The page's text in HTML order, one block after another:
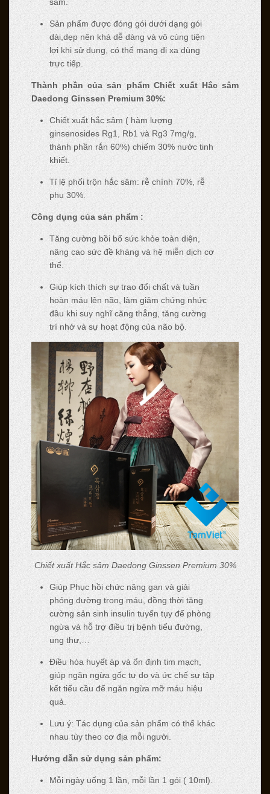
sâm.
Sản phẩm được đóng gói dưới dạng gói
dài,dẹp nên khá dễ dàng và vô cùng tiện
lợi khi sử dụng, có thể mang đi xa dùng
trực tiếp.
Thành phần của sản phẩm Chiết xuất Hắc sâm
Daedong Ginssen Premium 30%:
Chiết xuất hắc sâm ( hàm lượng
ginsenosides Rg1, Rb1 và Rg3 7mg/g,
thành phần rắn 60%) chiếm 30% nước tinh
khiết.
Tỉ lệ phối trộn hắc sâm: rễ chính 70%, rễ
phụ 30%.
Công dụng của sản phẩm :
Tăng cường bồi bổ sức khỏe toàn diện,
nâng cao sức đề kháng và hệ miễn dịch cơ
thể.
Giúp kích thích sự trao đổi chất và tuần
hoàn máu lên não, làm giảm chứng nhức
đầu khi suy nghĩ căng thẳng, tăng cường
trí nhớ và sự hoạt động của não bộ.
Chiết xuất Hắc sâm Daedong Ginssen Premium 30%
Giúp Phục hồi chức năng gan và giải
phóng đường trong máu, đồng thời tăng
cường sản sinh insulin tuyến tụy để phòng
ngừa và hỗ trợ điều trị bệnh tiểu đường,
ung thư,…
Điều hòa huyết áp và ổn định tim mạch,
giúp ngăn ngừa gốc tự do và ức chế sự tập
kết tiểu cầu để ngăn ngừa mỡ máu hiệu
quả.
Lưu ý: Tác dụng của sản phẩm có thể khác
nhau tùy theo cơ địa mỗi người.
Hướng dẫn sử dụng sản phẩm:
Mỗi ngày uống 1 lần, mỗi lần 1 gói ( 10ml).